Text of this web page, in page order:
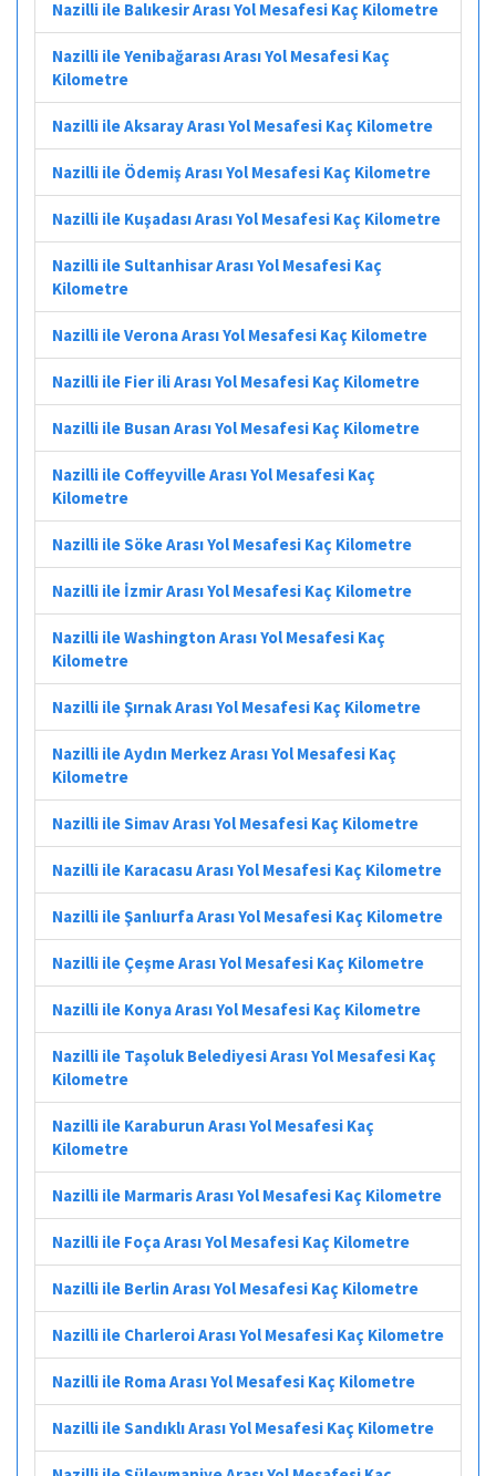
Nazilli ile Balıkesir Arası Yol Mesafesi Kaç Kilometre
Nazilli ile Yenibağarası Arası Yol Mesafesi Kaç
Kilometre
Nazilli ile Aksaray Arası Yol Mesafesi Kaç Kilometre
Nazilli ile Ödemiş Arası Yol Mesafesi Kaç Kilometre
Nazilli ile Kuşadası Arası Yol Mesafesi Kaç Kilometre
Nazilli ile Sultanhisar Arası Yol Mesafesi Kaç
Kilometre
Nazilli ile Verona Arası Yol Mesafesi Kaç Kilometre
Nazilli ile Fier ili Arası Yol Mesafesi Kaç Kilometre
Nazilli ile Busan Arası Yol Mesafesi Kaç Kilometre
Nazilli ile Coffeyville Arası Yol Mesafesi Kaç
Kilometre
Nazilli ile Söke Arası Yol Mesafesi Kaç Kilometre
Nazilli ile İzmir Arası Yol Mesafesi Kaç Kilometre
Nazilli ile Washington Arası Yol Mesafesi Kaç
Kilometre
Nazilli ile Şırnak Arası Yol Mesafesi Kaç Kilometre
Nazilli ile Aydın Merkez Arası Yol Mesafesi Kaç
Kilometre
Nazilli ile Simav Arası Yol Mesafesi Kaç Kilometre
Nazilli ile Karacasu Arası Yol Mesafesi Kaç Kilometre
Nazilli ile Şanlıurfa Arası Yol Mesafesi Kaç Kilometre
Nazilli ile Çeşme Arası Yol Mesafesi Kaç Kilometre
Nazilli ile Konya Arası Yol Mesafesi Kaç Kilometre
Nazilli ile Taşoluk Belediyesi Arası Yol Mesafesi Kaç
Kilometre
Nazilli ile Karaburun Arası Yol Mesafesi Kaç
Kilometre
Nazilli ile Marmaris Arası Yol Mesafesi Kaç Kilometre
Nazilli ile Foça Arası Yol Mesafesi Kaç Kilometre
Nazilli ile Berlin Arası Yol Mesafesi Kaç Kilometre
Nazilli ile Charleroi Arası Yol Mesafesi Kaç Kilometre
Nazilli ile Roma Arası Yol Mesafesi Kaç Kilometre
Nazilli ile Sandıklı Arası Yol Mesafesi Kaç Kilometre